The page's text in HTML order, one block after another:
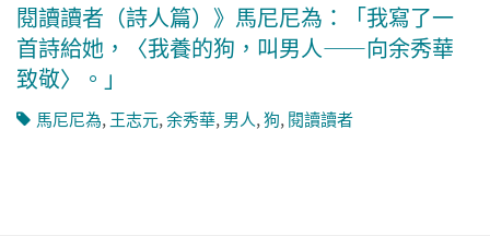
閱讀讀者（詩人篇）》馬尼尼為：「我寫了一
首詩給她，〈我養的狗，叫男人——向余秀華
致敬〉。」
馬尼尼為,王志元,余秀華,男人,狗,閱讀讀者